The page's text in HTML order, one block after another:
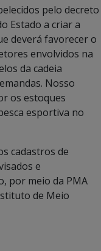
pelo decreto
Estado a criar a
deverá favorecer o
envolvidos na
da cadeia
Nosso
os estoques
esportiva no
cadastros de
e
por meio da PMA
de Meio